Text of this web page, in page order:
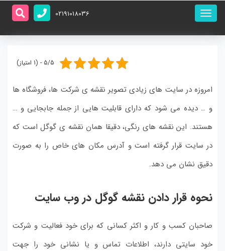
منو
اصلی
02191018036
5/5 - (1 امتیاز)
امروزه در سایت های زیادی تصویر نقشه ی شرکت ها، فروشگاه ها
و … دیده می شود که دارای قابلیت هایی از جمله جابجایی و …
هستند. این نقشه های رنگی، دقیقا همان نقشه ی گوگل است که
در سایت قرار گرفته است و آدرس مکان های خاص را به صورت
دقیق نشان می دهد.
نحوه قرار دادن نقشه گوگل در وب سایت
صاحبان کسب و کار و اکثر کسانی که برای خود فعالیت و شرکت
خود سایتی دارند، اطلاعات تماس و یا نشانی خود را جهت